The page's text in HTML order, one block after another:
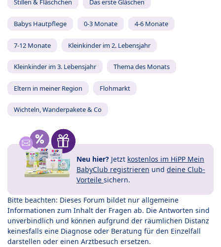
Stillen & Fläschchen Das erste Gläschen
Babys Hautpflege 0-3 Monate 4-6 Monate
7-12 Monate Kleinkinder im 2. Lebensjahr
Kleinkinder im 3. Lebensjahr Thema des Monats
Eltern in meiner Region Flohmarkt
Wichteln, Wanderpakete & Co
Neu hier? Jetzt kostenlos im HiPP Mein
BabyClub registrieren und deine Club-
Vorteile sichern.
Bitte beachten: Dieses Forum bildet nur allgemeine
Informationen zum Inhalt der Fragen ab. Die Antworten sind
unverbindlich und können aufgrund der räumlichen Distanz
keinesfalls eine Diagnose oder Beratung für den Einzelfall
darstellen oder einen Arztbesuch ersetzen.